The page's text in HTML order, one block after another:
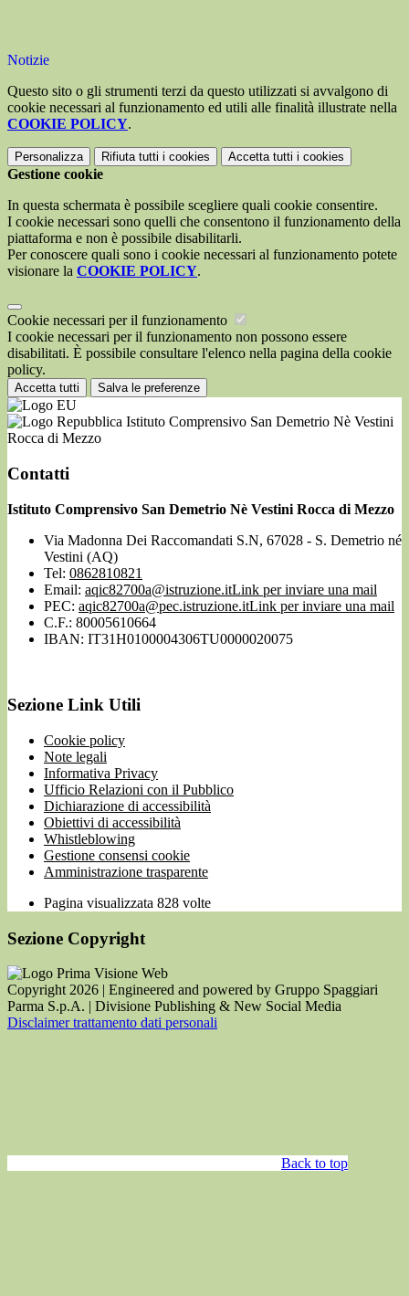
Notizie
Questo sito o gli strumenti terzi da questo utilizzati si avvalgono di
cookie necessari al funzionamento ed utili alle finalità illustrate nella
COOKIE POLICY.
Personalizza Rifiuta tutti i cookies Accetta tutti i cookies
Gestione cookie
In questa schermata è possibile scegliere quali cookie consentire.
I cookie necessari sono quelli che consentono il funzionamento della
piattaforma e non è possibile disabilitarli.
Per conoscere quali sono i cookie necessari al funzionamento potete
visionare la COOKIE POLICY.
Cookie necessari per il funzionamento
I cookie necessari per il funzionamento non possono essere
disabilitati. È possibile consultare l'elenco nella pagina della cookie
policy.
Accetta tutti Salva le preferenze
Istituto Comprensivo San Demetrio Nè Vestini
Rocca di Mezzo
Contatti
Istituto Comprensivo San Demetrio Nè Vestini Rocca di Mezzo
Via Madonna Dei Raccomandati S.N, 67028 - S. Demetrio né
Vestini (AQ)
Tel: 0862810821
Email: aqic82700a@istruzione.itLink per inviare una mail
PEC: aqic82700a@pec.istruzione.itLink per inviare una mail
C.F.: 80005610664
IBAN: IT31H0100004306TU0000020075
Sezione Link Utili
Cookie policy
Note legali
Informativa Privacy
Ufficio Relazioni con il Pubblico
Dichiarazione di accessibilità
Obiettivi di accessibilità
Whistleblowing
Gestione consensi cookie
Amministrazione trasparente
Pagina visualizzata 828 volte
Sezione Copyright
Copyright 2026 | Engineered and powered by Gruppo Spaggiari
Parma S.p.A. | Divisione Publishing & New Social Media
Disclaimer trattamento dati personali
Back to top